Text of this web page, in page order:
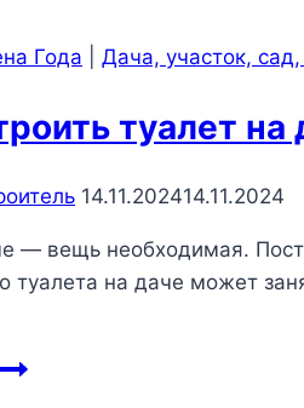
заблокирована:
вещи
Года Дача, участок,
туалет на
14.11.202414.11.2024
— вещь необходимая.
туалета на даче может